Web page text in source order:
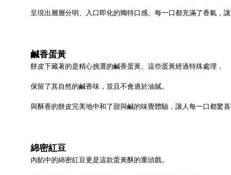
呈現出層層分明、入口即化的獨特口感。每一口都充滿了香氣，讓
鹹香蛋黃
餅皮下藏著的是精心挑選的鹹香蛋黃。這些蛋黃經過特殊處理，
保留了其自然的鹹香味，並且不會過於油膩。
與酥香的餅皮完美地中和了甜與鹹的味覺體驗，讓人每一口都驚喜
綿密紅豆
內餡中的綿密紅豆更是這款蛋黃酥的重頭戲。